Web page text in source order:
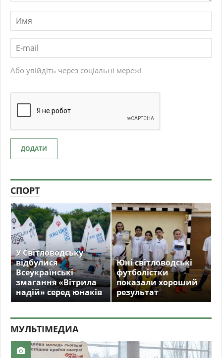
Або увійдіть через соціальні мережі
ДОДАТИ
СПОРТ
У Світловодську
відбулися
Всеукраїнські
змагання «Вітрила
надій» серед юнаків
Юні світловодські
футболістки
показали хороший
результат
МУЛЬТIМЕДИА